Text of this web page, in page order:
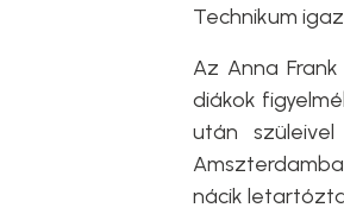
Technikum
Az Anna
diákok
után
nácik